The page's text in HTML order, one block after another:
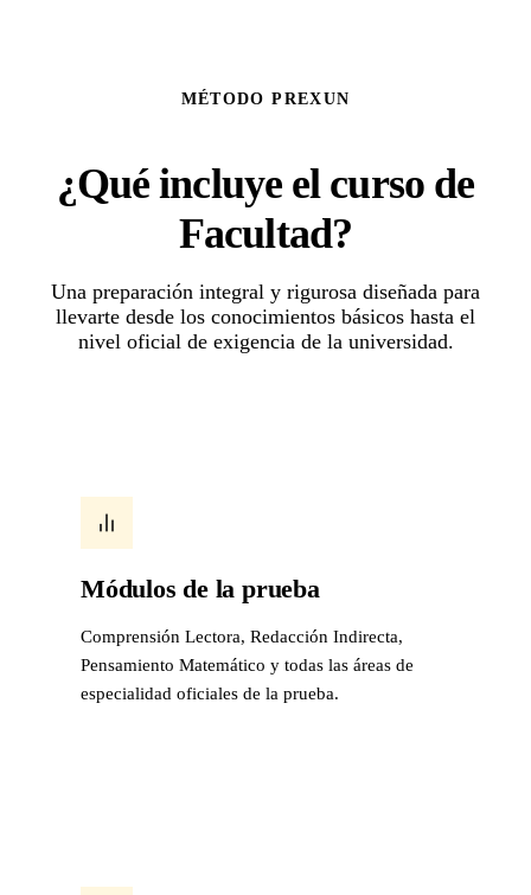
MÉTODO PREXUN
¿Qué incluye el curso de
Facultad?
Una preparación integral y rigurosa diseñada para
llevarte desde los conocimientos básicos hasta el
nivel oficial de exigencia de la universidad.
Módulos de la prueba
Comprensión Lectora, Redacción Indirecta,
Pensamiento Matemático y todas las áreas de
especialidad oficiales de la prueba.